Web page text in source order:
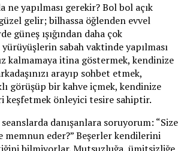
ne yapılması gerekir? Bol bol açık
gelir; bilhassa öğlenden evvel
güneş ışığından daha çok
yürüyüşlerin sabah vaktinde yapılması
kalmamaya itina göstermek, kendinize
arayıp sohbet etmek,
görüşüp bir kahve içmek, kendinize
keşfetmek önleyici tesire sahiptir.
danışanlara soruyorum: “Size
memnun eder?” Beşerler kendilerini